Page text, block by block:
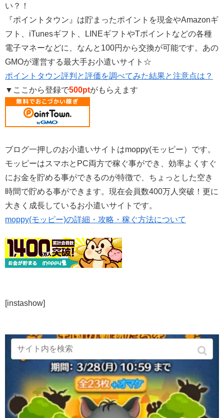
い？！
『ポイントタウン』は貯まったポイントを現金やAmazonギ
フト、iTunesギフト、LINEギフトやTポイントなどの各種
電子マネーなどに、なんと100円から交換が可能です。あの
GMOが運営する最大手お小遣いサイト☆
ポイントタウン評判と評価を調べてみた結果と注意点は？
▼ここから登録で500ptがもらえます
ブログ一押しのお小遣いサイトはmoppy(モッピー）です。
モッピーはスマホとPC両方で稼ぐ事ができ、効率よくすぐ
にお金を貯める事ができるのが特徴で、ちょっとした空き
時間で貯める事ができます。現在会員数400万人突破！更に
大きく成長しているお小遣いサイトです。
moppy(モッピー)の詳細・攻略・稼ぐ方法について
[instashow]